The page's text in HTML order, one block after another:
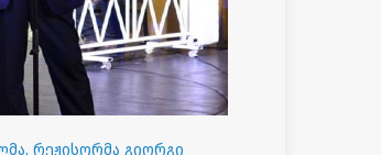
რეჟისორმა გიორგი